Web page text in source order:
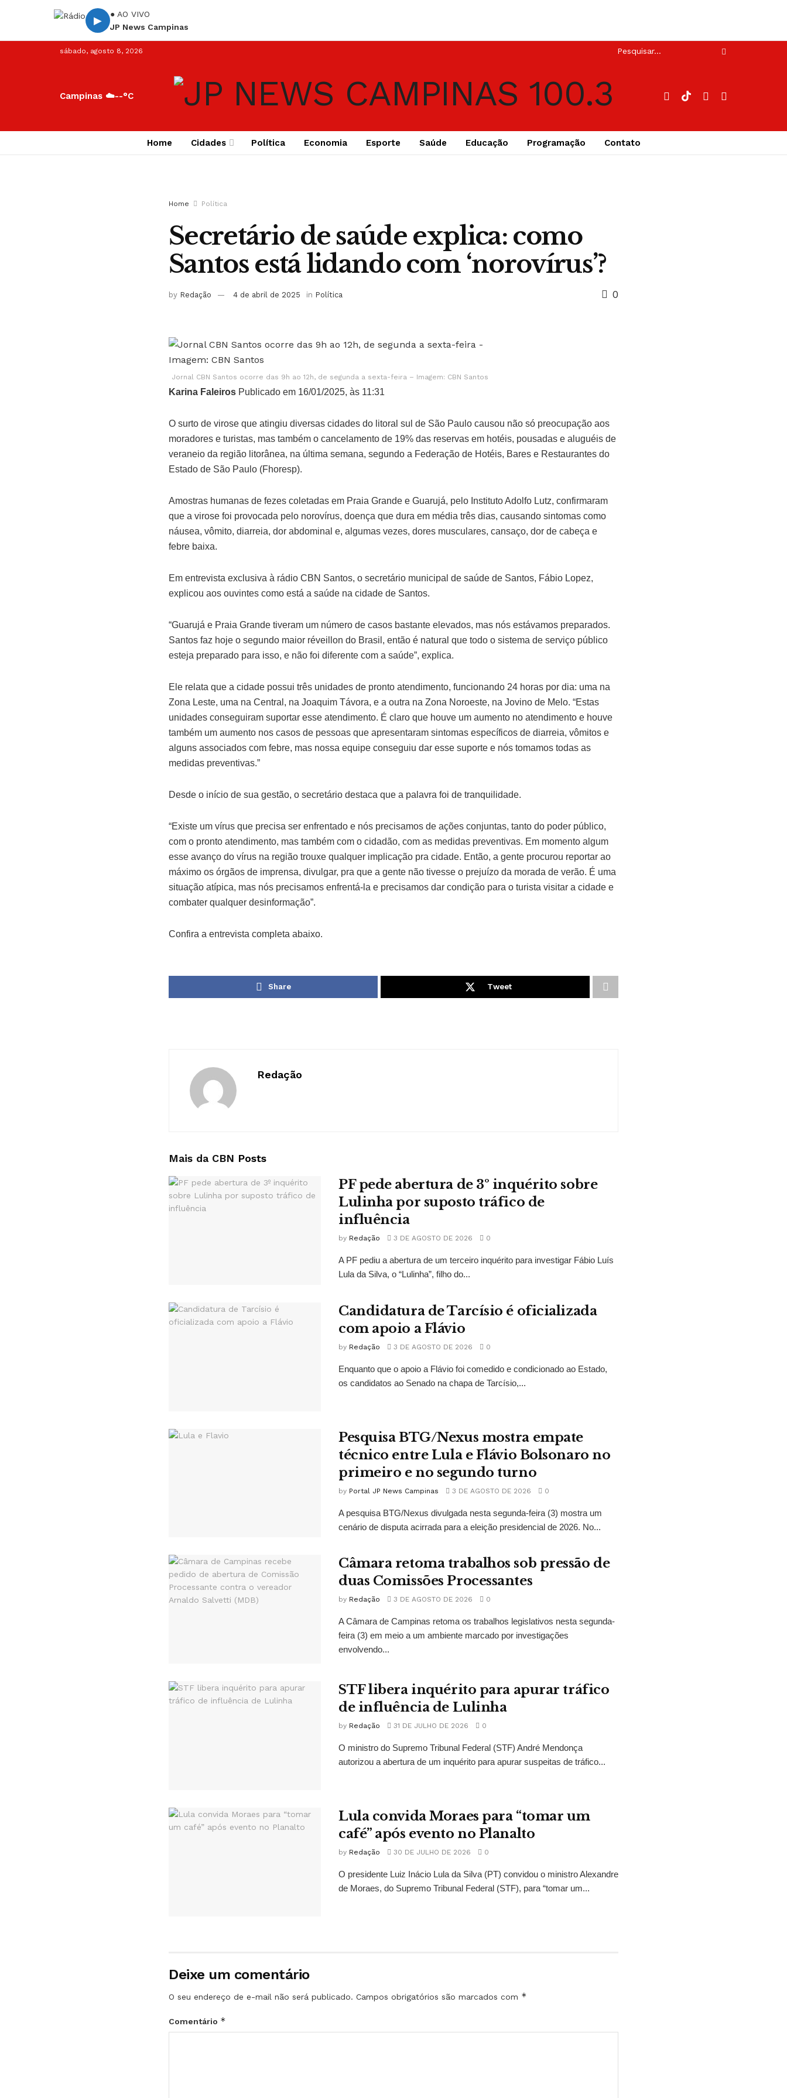
▶
● AO VIVO
JP News Campinas
sábado, agosto 8, 2026
Campinas ☁️--°C
Home Cidades Política Economia Esporte Saúde Educação Programação Contato
Home Política
Secretário de saúde explica: como
Santos está lidando com ‘norovírus’?
by Redação 4 de abril de 2025 in Política 0
Jornal CBN Santos ocorre das 9h ao 12h, de segunda a sexta-feira – Imagem: CBN Santos
Karina Faleiros Publicado em 16/01/2025, às 11:31
O surto de virose que atingiu diversas cidades do litoral sul de São Paulo causou não só preocupação aos
moradores e turistas, mas também o cancelamento de 19% das reservas em hotéis, pousadas e aluguéis de
veraneio da região litorânea, na última semana, segundo a Federação de Hotéis, Bares e Restaurantes do
Estado de São Paulo (Fhoresp).
Amostras humanas de fezes coletadas em Praia Grande e Guarujá, pelo Instituto Adolfo Lutz, confirmaram
que a virose foi provocada pelo norovírus, doença que dura em média três dias, causando sintomas como
náusea, vômito, diarreia, dor abdominal e, algumas vezes, dores musculares, cansaço, dor de cabeça e
febre baixa.
Em entrevista exclusiva à rádio CBN Santos, o secretário municipal de saúde de Santos, Fábio Lopez,
explicou aos ouvintes como está a saúde na cidade de Santos.
“Guarujá e Praia Grande tiveram um número de casos bastante elevados, mas nós estávamos preparados.
Santos faz hoje o segundo maior réveillon do Brasil, então é natural que todo o sistema de serviço público
esteja preparado para isso, e não foi diferente com a saúde”, explica.
Ele relata que a cidade possui três unidades de pronto atendimento, funcionando 24 horas por dia: uma na
Zona Leste, uma na Central, na Joaquim Távora, e a outra na Zona Noroeste, na Jovino de Melo. “Estas
unidades conseguiram suportar esse atendimento. É claro que houve um aumento no atendimento e houve
também um aumento nos casos de pessoas que apresentaram sintomas específicos de diarreia, vômitos e
alguns associados com febre, mas nossa equipe conseguiu dar esse suporte e nós tomamos todas as
medidas preventivas.”
Desde o início de sua gestão, o secretário destaca que a palavra foi de tranquilidade.
“Existe um vírus que precisa ser enfrentado e nós precisamos de ações conjuntas, tanto do poder público,
com o pronto atendimento, mas também com o cidadão, com as medidas preventivas. Em momento algum
esse avanço do vírus na região trouxe qualquer implicação pra cidade. Então, a gente procurou reportar ao
máximo os órgãos de imprensa, divulgar, pra que a gente não tivesse o prejuízo da morada de verão. É uma
situação atípica, mas nós precisamos enfrentá-la e precisamos dar condição para o turista visitar a cidade e
combater qualquer desinformação”.
Confira a entrevista completa abaixo.
Share Tweet
Redação
Mais da CBN Posts
PF pede abertura de 3º inquérito sobre
Lulinha por suposto tráfico de
influência
by Redação 3 DE AGOSTO DE 2026 0
A PF pediu a abertura de um terceiro inquérito para investigar Fábio Luís
Lula da Silva, o “Lulinha”, filho do...
Candidatura de Tarcísio é oficializada
com apoio a Flávio
by Redação 3 DE AGOSTO DE 2026 0
Enquanto que o apoio a Flávio foi comedido e condicionado ao Estado,
os candidatos ao Senado na chapa de Tarcísio,...
Pesquisa BTG/Nexus mostra empate
técnico entre Lula e Flávio Bolsonaro no
primeiro e no segundo turno
by Portal JP News Campinas 3 DE AGOSTO DE 2026 0
A pesquisa BTG/Nexus divulgada nesta segunda-feira (3) mostra um
cenário de disputa acirrada para a eleição presidencial de 2026. No...
Câmara retoma trabalhos sob pressão de
duas Comissões Processantes
by Redação 3 DE AGOSTO DE 2026 0
A Câmara de Campinas retoma os trabalhos legislativos nesta segunda-
feira (3) em meio a um ambiente marcado por investigações
envolvendo...
STF libera inquérito para apurar tráfico
de influência de Lulinha
by Redação 31 DE JULHO DE 2026 0
O ministro do Supremo Tribunal Federal (STF) André Mendonça
autorizou a abertura de um inquérito para apurar suspeitas de tráfico...
Lula convida Moraes para “tomar um
café” após evento no Planalto
by Redação 30 DE JULHO DE 2026 0
O presidente Luiz Inácio Lula da Silva (PT) convidou o ministro Alexandre
de Moraes, do Supremo Tribunal Federal (STF), para “tomar um...
Deixe um comentário
O seu endereço de e-mail não será publicado. Campos obrigatórios são marcados com *
Comentário *